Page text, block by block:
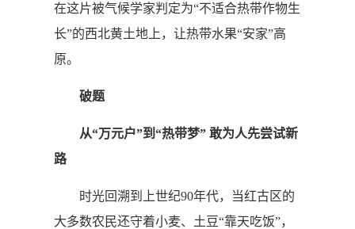
在这片被气候学家判定为“不适合热带作物生
长”的西北黄土地上，让热带水果“安家”高
原。
破题
从“万元户”到“热带梦” 敢为人先尝试新
路
时光回溯到上世纪90年代，当红古区的
大多数农民还守着小麦、土豆“靠天吃饭”，